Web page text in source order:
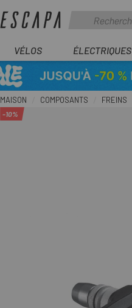
VÉLOS ÉLECTRIQUES
MAISON COMPOSANTS FREINS
-10%